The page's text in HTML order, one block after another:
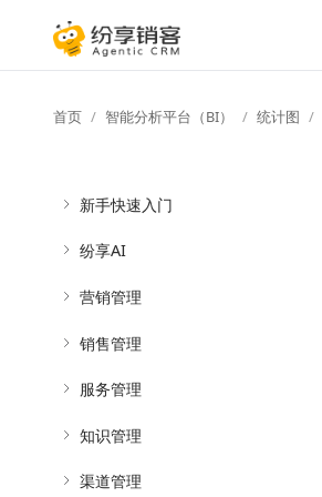
首页 智能分析平台（BI） 统计图
新手快速入门
纷享AI
营销管理
销售管理
服务管理
知识管理
渠道管理